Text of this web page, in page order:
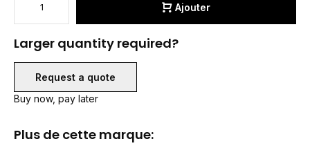
Ajouter
Larger quantity required?
Request a quote
Buy now, pay later
Plus de cette marque: